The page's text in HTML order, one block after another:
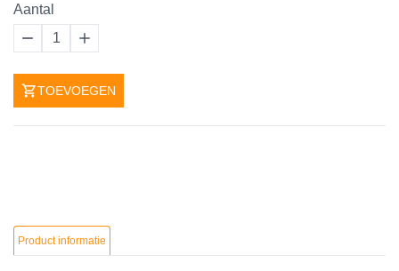
Aantal
1
TOEVOEGEN
Product informatie